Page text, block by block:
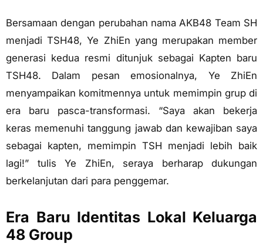
Bersamaan dengan perubahan nama AKB48 Team SH
menjadi TSH48, Ye ZhiEn yang merupakan member
generasi kedua resmi ditunjuk sebagai Kapten baru
TSH48. Dalam pesan emosionalnya, Ye ZhiEn
menyampaikan komitmennya untuk memimpin grup di
era baru pasca-transformasi. “Saya akan bekerja
keras memenuhi tanggung jawab dan kewajiban saya
sebagai kapten, memimpin TSH menjadi lebih baik
lagi!” tulis Ye ZhiEn, seraya berharap dukungan
berkelanjutan dari para penggemar.
Era Baru Identitas Lokal Keluarga
48 Group